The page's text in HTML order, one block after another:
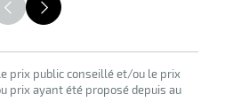
prix public conseillé et/ou le prix
prix ayant été proposé depuis au